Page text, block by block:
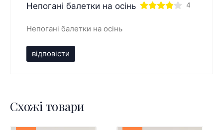
Непогані балетки на осінь 4
Непогані балетки на осінь
відповісти
Схожі товари